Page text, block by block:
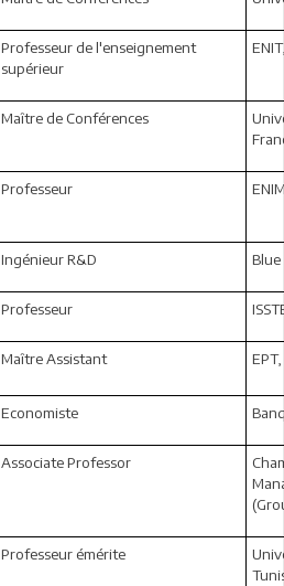
Professeur de l'enseignement
supérieur
Maître de Conférences
Professeur
Ingénieur R&D Blue
Professeur
Maître Assistant
Economiste
Associate Professor
Professeur émérite